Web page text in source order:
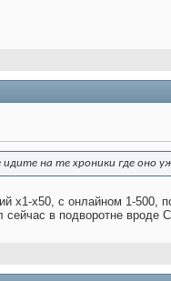
на те хроники где оно
х1-х50, с онлайном 1-500,
в подворотне вроде